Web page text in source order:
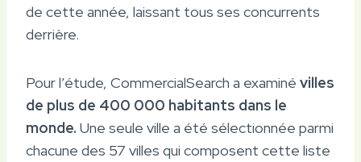
de cette année, laissant tous ses concurrents
derrière.
Pour l’étude, CommercialSearch a examiné villes
de plus de 400 000 habitants dans le
monde. Une seule ville a été sélectionnée parmi
chacune des 57 villes qui composent cette liste